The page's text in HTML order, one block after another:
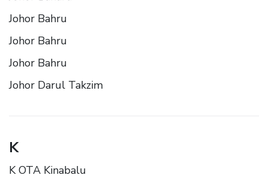
Johor Bahru
Johor Bahru
Johor Bahru
Johor Darul Takzim
K
K OTA Kinabalu